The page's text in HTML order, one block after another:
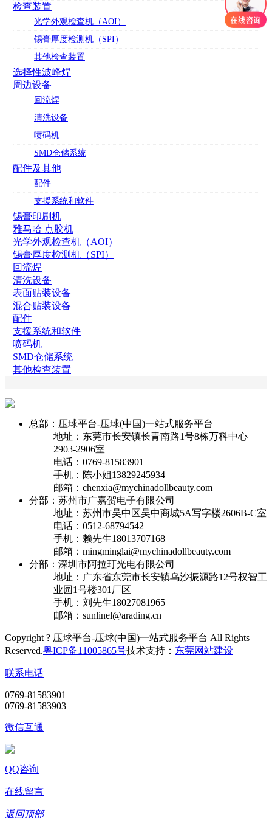
检查装置
光学外观检查机（AOI）
锡膏厚度检测机（SPI）
其他检查装置
选择性波峰焊
周边设备
回流焊
清洗设备
喷码机
SMD仓储系统
配件及其他
配件
支援系统和软件
锡膏印刷机
雅马哈 点胶机
光学外观检查机（AOI）
锡膏厚度检测机（SPI）
回流焊
清洗设备
表面贴装设备
混合贴装设备
配件
支援系统和软件
喷码机
SMD仓储系统
其他检查装置
总部：压球平台-压球(中国)一站式服务平台
地址：东莞市长安镇长青南路1号8栋万科中心
2903-2906室
电话：0769-81583901
手机：陈小姐13829245934
邮箱：chenxia@mychinadollbeauty.com
分部：苏州市广嘉贺电子有限公司
地址：苏州市吴中区吴中商城5A写字楼2606B-C室
电话：0512-68794542
手机：赖先生18013707168
邮箱：mingminglai@mychinadollbeauty.com
分部：深圳市阿拉玎光电有限公司
地址：广东省东莞市长安镇乌沙振源路12号权智工
业园1号楼301厂区
手机：刘先生18027081965
邮箱：sunlinel@arading.cn
Copyright ? 压球平台-压球(中国)一站式服务平台 All Rights
Reserved.粤ICP备11005865号技术支持： 东莞网站建设
联系电话
0769-81583901
0769-81583903
微信互通
QQ咨询
在线留言
返回顶部